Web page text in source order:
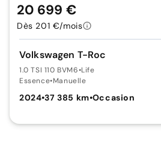
Volkswagen T-Roc
1.0 TSI 110 BVM6•Life
Essence•Manuelle
2024•37 385 km•Occasion
20 699 €
Dès 201 €/mois